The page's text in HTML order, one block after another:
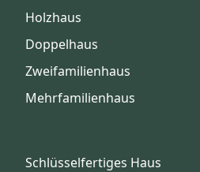
Holzhaus
Doppelhaus
Zweifamilienhaus
Mehrfamilienhaus
Schlüsselfertiges Haus